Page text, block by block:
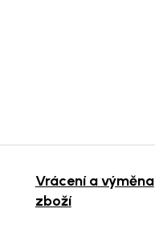
Vrácení a výměna
zboží